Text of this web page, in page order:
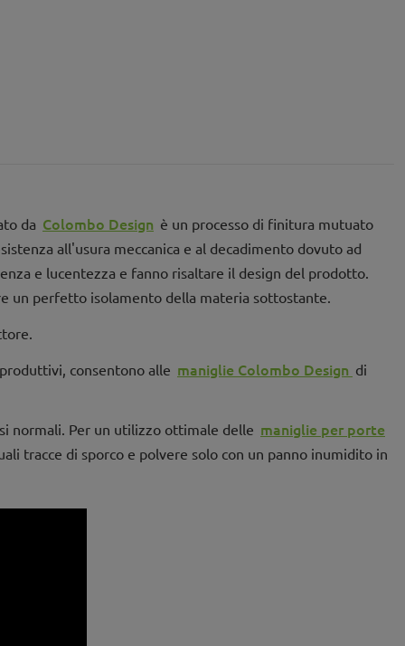
da Colombo Design è un processo di finitura mutuato
all'usura meccanica e al decadimento dovuto ad
e lucentezza e fanno risaltare il design del prodotto.
un perfetto isolamento della materia sottostante.
consentono alle maniglie Colombo Design di
normali. Per un utilizzo ottimale delle maniglie per porte
tracce di sporco e polvere solo con un panno inumidito in